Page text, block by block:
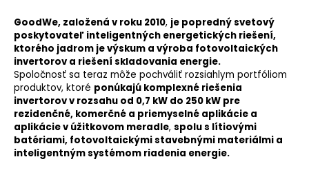
GoodWe, založená v roku 2010, je popredný svetový
poskytovateľ inteligentných energetických riešení,
ktorého jadrom je výskum a výroba fotovoltaických
invertorov a riešení skladovania energie.
Spoločnosť sa teraz môže pochváliť rozsiahlym portfóliom
produktov, ktoré ponúkajú komplexné riešenia
invertorov v rozsahu od 0,7 kW do 250 kW pre
rezidenčné, komerčné a priemyselné aplikácie a
aplikácie v úžitkovom meradle, spolu s lítiovými
batériami, fotovoltaickými stavebnými materiálmi a
inteligentným systémom riadenia energie.
e
b
u
j
e
t
e
n
á